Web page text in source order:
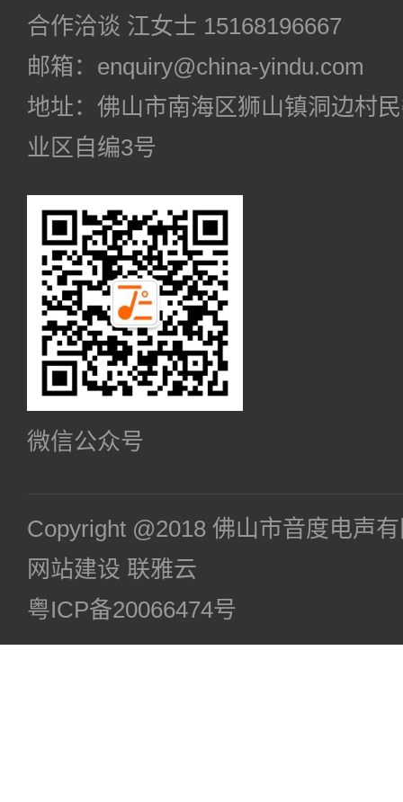
合作洽谈 江女士 15168196667
邮箱：enquiry@china-yindu.com
地址：佛山市南海区狮山镇洞边村
业区自编3号
微信公众号
Copyright @2018 佛山市音度电声
网站建设 联雅云
粤ICP备20066474号